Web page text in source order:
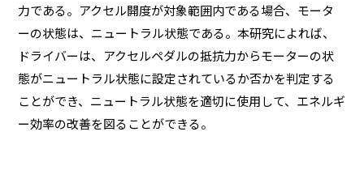
力である。アクセル開度が対象範囲内である場合、モータ
ーの状態は、ニュートラル状態である。本研究によれば、
ドライバーは、アクセルペダルの抵抗力からモーターの状
態がニュートラル状態に設定されているか否かを判定する
ことができ、ニュートラル状態を適切に使用して、エネルギ
ー効率の改善を図ることができる。